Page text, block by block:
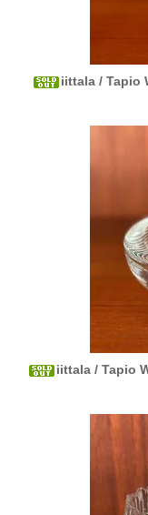
iittala / Tapio
iittala / Tapio